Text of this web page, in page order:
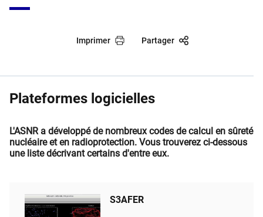
Imprimer Partager
Plateformes logicielles
L'ASNR a développé de nombreux codes de calcul en sûreté
nucléaire et en radioprotection. Vous trouverez ci-dessous
une liste décrivant certains d'entre eux.
S3AFER